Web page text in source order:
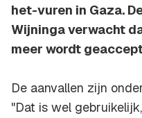
het-vuren in Gaza.
Wijninga verwacht
meer wordt
De aanvallen zijn
"Dat is wel